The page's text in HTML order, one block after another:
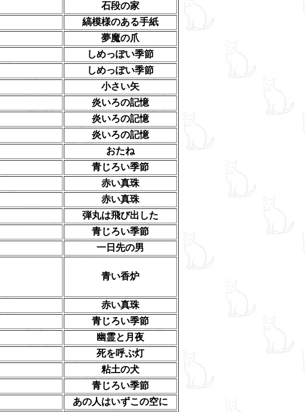
石段の家
縞模様のある手紙
夢魔の爪
しめっぽい季節
しめっぽい季節
小さい矢
炎いろの記憶
炎いろの記憶
炎いろの記憶
おたね
青じろい季節
赤い真珠
赤い真珠
弾丸は飛び出した
青じろい季節
一日先の男
青い香炉
赤い真珠
青じろい季節
幽霊と月夜
死を呼ぶ灯
粘土の犬
青じろい季節
あの人はいずこの空に